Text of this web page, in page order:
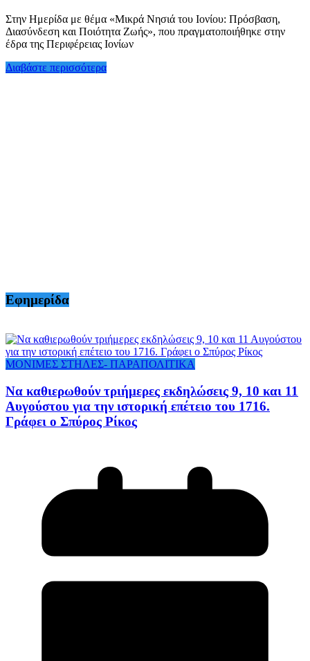
Στην Ημερίδα με θέμα «Μικρά Νησιά του Ιονίου: Πρόσβαση,
Διασύνδεση και Ποιότητα Ζωής», που πραγματοποιήθηκε στην
έδρα της Περιφέρειας Ιονίων
Διαβάστε περισσότερα
Εφημερίδα
ΜΟΝΙΜΕΣ ΣΤΗΛΕΣ- ΠΑΡΑΠΟΛΙΤΙΚΑ
Να καθιερωθούν τριήμερες εκδηλώσεις 9, 10 και 11
Αυγούστου για την ιστορική επέτειο του 1716.
Γράφει ο Σπύρος Ρίκος